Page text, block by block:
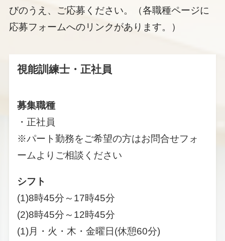
びのうえ、ご応募ください。（各職種ページに
応募フォームへのリンクがあります。）
視能訓練士・正社員
募集職種
・正社員
※パート勤務をご希望の方はお問合せフォ
ームよりご相談ください
シフト
(1)8時45分～17時45分
(2)8時45分～12時45分
(1)月・火・木・金曜日(休憩60分)